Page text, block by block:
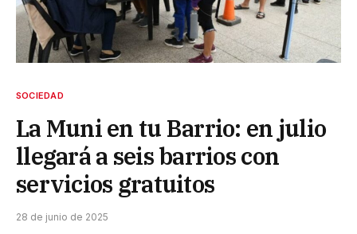
SOCIEDAD
La Muni en tu Barrio: en julio
llegará a seis barrios con
servicios gratuitos
28 de junio de 2025